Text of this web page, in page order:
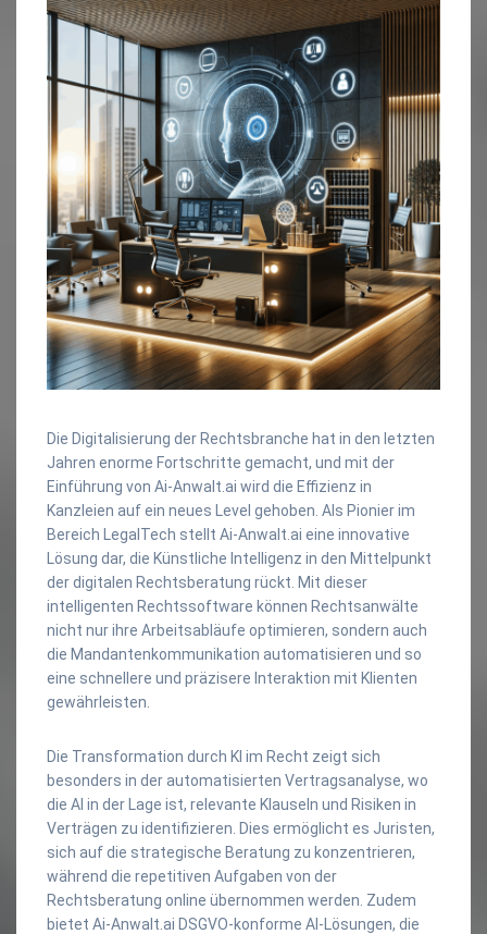
Die Digitalisierung der Rechtsbranche hat in den letzten
Jahren enorme Fortschritte gemacht, und mit der
Einführung von Ai-Anwalt.ai wird die Effizienz in
Kanzleien auf ein neues Level gehoben. Als Pionier im
Bereich LegalTech stellt Ai-Anwalt.ai eine innovative
Lösung dar, die Künstliche Intelligenz in den Mittelpunkt
der digitalen Rechtsberatung rückt. Mit dieser
intelligenten Rechtssoftware können Rechtsanwälte
nicht nur ihre Arbeitsabläufe optimieren, sondern auch
die Mandantenkommunikation automatisieren und so
eine schnellere und präzisere Interaktion mit Klienten
gewährleisten.
Die Transformation durch KI im Recht zeigt sich
besonders in der automatisierten Vertragsanalyse, wo
die AI in der Lage ist, relevante Klauseln und Risiken in
Verträgen zu identifizieren. Dies ermöglicht es Juristen,
sich auf die strategische Beratung zu konzentrieren,
während die repetitiven Aufgaben von der
Rechtsberatung online übernommen werden. Zudem
bietet Ai-Anwalt.ai DSGVO-konforme AI-Lösungen, die